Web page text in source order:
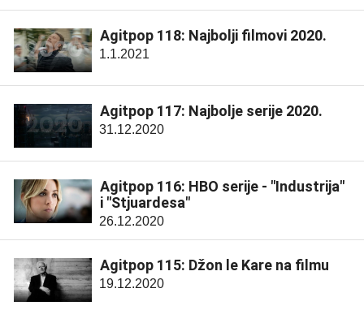
Agitpop 118: Najbolji filmovi 2020.
1.1.2021
Agitpop 117: Najbolje serije 2020.
31.12.2020
Agitpop 116: HBO serije - "Industrija"
i "Stjuardesa"
26.12.2020
Agitpop 115: Džon le Kare na filmu
19.12.2020